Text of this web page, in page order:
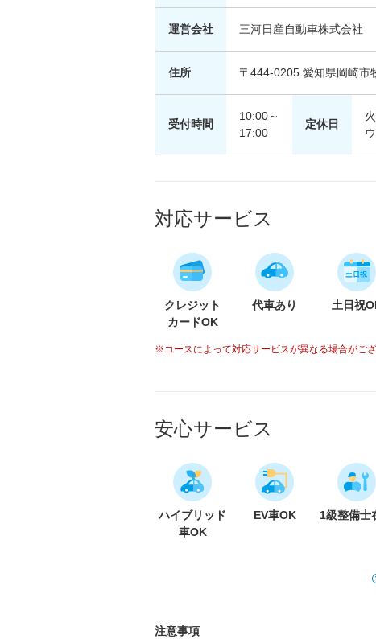
運営会社 三河日産自動車株式会社
住所 〒444-0205 愛知県岡崎市
受付時間
10:00～
17:00
定休日
対応サービス
クレジット
カードOK
代車あり 土日祝
※コースによって対応サービスが異なる場合がご
安心サービス
ハイブリッド
車OK
EV車OK 1級整備士
注意事項